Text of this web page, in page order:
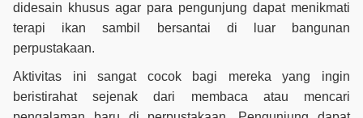
didesain khusus agar para pengunjung dapat menikmati
terapi ikan sambil bersantai di luar bangunan
perpustakaan.
Aktivitas ini sangat cocok bagi mereka yang ingin
beristirahat sejenak dari membaca atau mencari